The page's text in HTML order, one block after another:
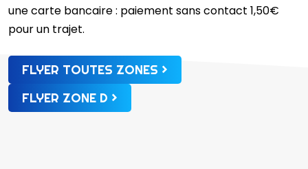
une carte bancaire : paiement sans contact 1,50€
pour un trajet.
FLYER TOUTES ZONES
FLYER ZONE D